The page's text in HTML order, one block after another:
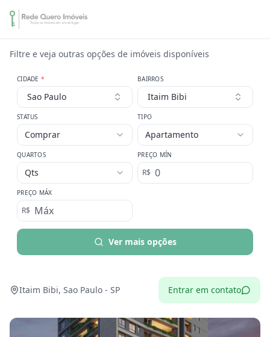
Filtre e veja outras opções de imóveis disponíveis
CIDADE *
Sao Paulo
BAIRROS
Itaim Bibi
STATUS
Comprar
TIPO
Apartamento
QUARTOS
Qts
PREÇO MÍN
R$
PREÇO MÁX
R$
Ver mais opções
Itaim Bibi, Sao Paulo - SP Entrar em contato